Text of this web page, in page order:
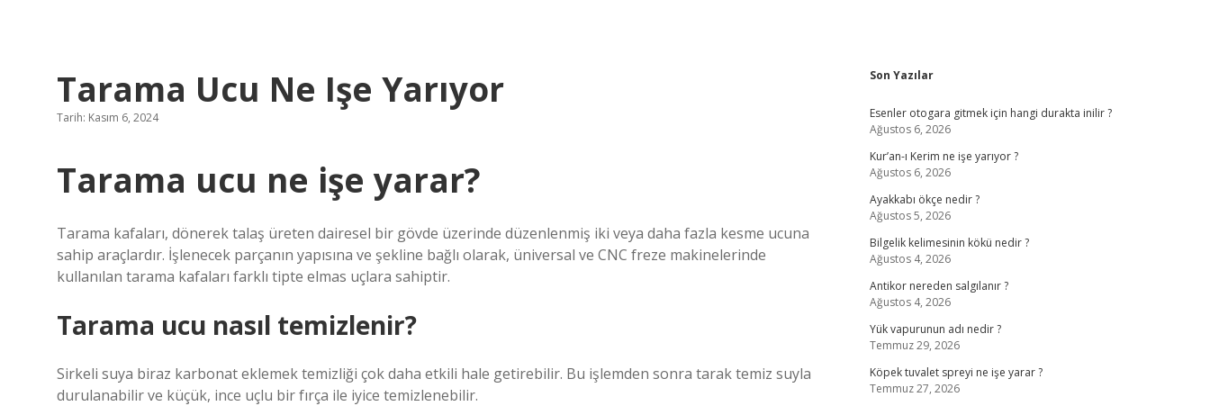
Tarama Ucu Ne Işe Yarıyor
Tarih: Kasım 6, 2024
Tarama ucu ne işe yarar?
Tarama kafaları, dönerek talaş üreten dairesel bir gövde üzerinde düzenlenmiş iki veya daha fazla kesme ucuna
sahip araçlardır. İşlenecek parçanın yapısına ve şekline bağlı olarak, üniversal ve CNC freze makinelerinde
kullanılan tarama kafaları farklı tipte elmas uçlara sahiptir.
Tarama ucu nasıl temizlenir?
Sirkeli suya biraz karbonat eklemek temizliği çok daha etkili hale getirebilir. Bu işlemden sonra tarak temiz suyla
durulanabilir ve küçük, ince uçlu bir fırça ile iyice temizlenebilir.
Sidebar
Son Yazılar
Esenler otogara gitmek için hangi durakta inilir ?
Ağustos 6, 2026
Kur’an-ı Kerim ne işe yarıyor ?
Ağustos 6, 2026
Ayakkabı ökçe nedir ?
Ağustos 5, 2026
Bilgelik kelimesinin kökü nedir ?
Ağustos 4, 2026
Antikor nereden salgılanır ?
Ağustos 4, 2026
Yük vapurunun adı nedir ?
Temmuz 29, 2026
Köpek tuvalet spreyi ne işe yarar ?
Temmuz 27, 2026